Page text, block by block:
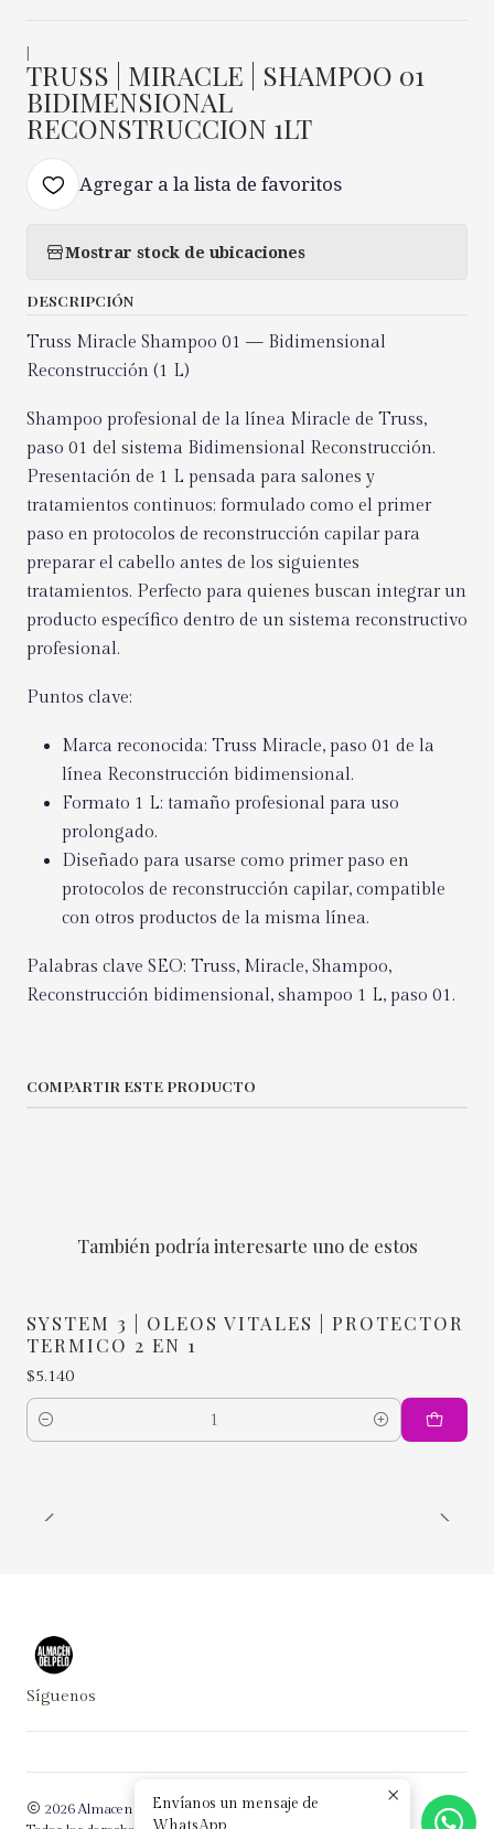
TRUSS | MIRACLE | SHAMPOO 01
BIDIMENSIONAL
RECONSTRUCCION 1LT
Agregar a la lista de favoritos
Mostrar stock de ubicaciones
DESCRIPCIÓN
Truss Miracle Shampoo 01 — Bidimensional
Reconstrucción (1 L)
Shampoo profesional de la línea Miracle de Truss,
paso 01 del sistema Bidimensional Reconstrucción.
Presentación de 1 L pensada para salones y
tratamientos continuos; formulado como el primer
paso en protocolos de reconstrucción capilar para
preparar el cabello antes de los siguientes
tratamientos. Perfecto para quienes buscan integrar un
producto específico dentro de un sistema reconstructivo
profesional.
Puntos clave:
Marca reconocida: Truss Miracle, paso 01 de la
línea Reconstrucción bidimensional.
Formato 1 L: tamaño profesional para uso
prolongado.
Diseñado para usarse como primer paso en
protocolos de reconstrucción capilar, compatible
con otros productos de la misma línea.
Palabras clave SEO: Truss, Miracle, Shampoo,
Reconstrucción bidimensional, shampoo 1 L, paso 01.
COMPARTIR ESTE PRODUCTO
También podría interesarte uno de estos
SYSTEM 3 | OLEOS VITALES | PROTECTOR
TERMICO 2 EN 1
$5.140
Cantidad
Síguenos
2026 Almacen del Pelo.Envíanos un mensaje de